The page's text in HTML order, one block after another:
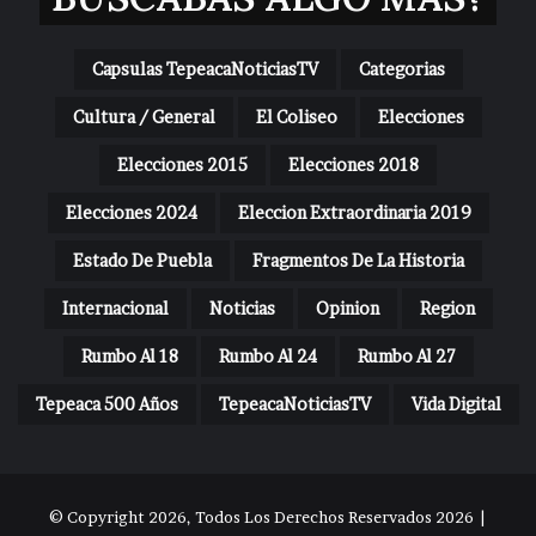
Capsulas TepeacaNoticiasTV Categorias
Cultura / General El Coliseo Elecciones
Elecciones 2015 Elecciones 2018
Elecciones 2024 Eleccion Extraordinaria 2019
Estado De Puebla Fragmentos De La Historia
Internacional Noticias Opinion Region
Rumbo Al 18 Rumbo Al 24 Rumbo Al 27
Tepeaca 500 Años TepeacaNoticiasTV Vida Digital
© Copyright 2026, Todos Los Derechos Reservados 2026 |